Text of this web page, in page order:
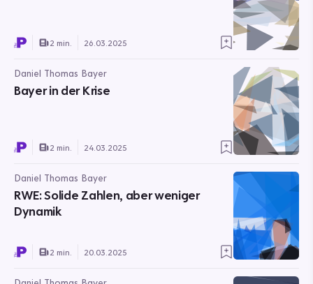
2 min. 26.03.2025
Daniel Thomas Bayer
Bayer in der Krise
2 min. 24.03.2025
Daniel Thomas Bayer
RWE: Solide Zahlen, aber weniger
Dynamik
2 min. 20.03.2025